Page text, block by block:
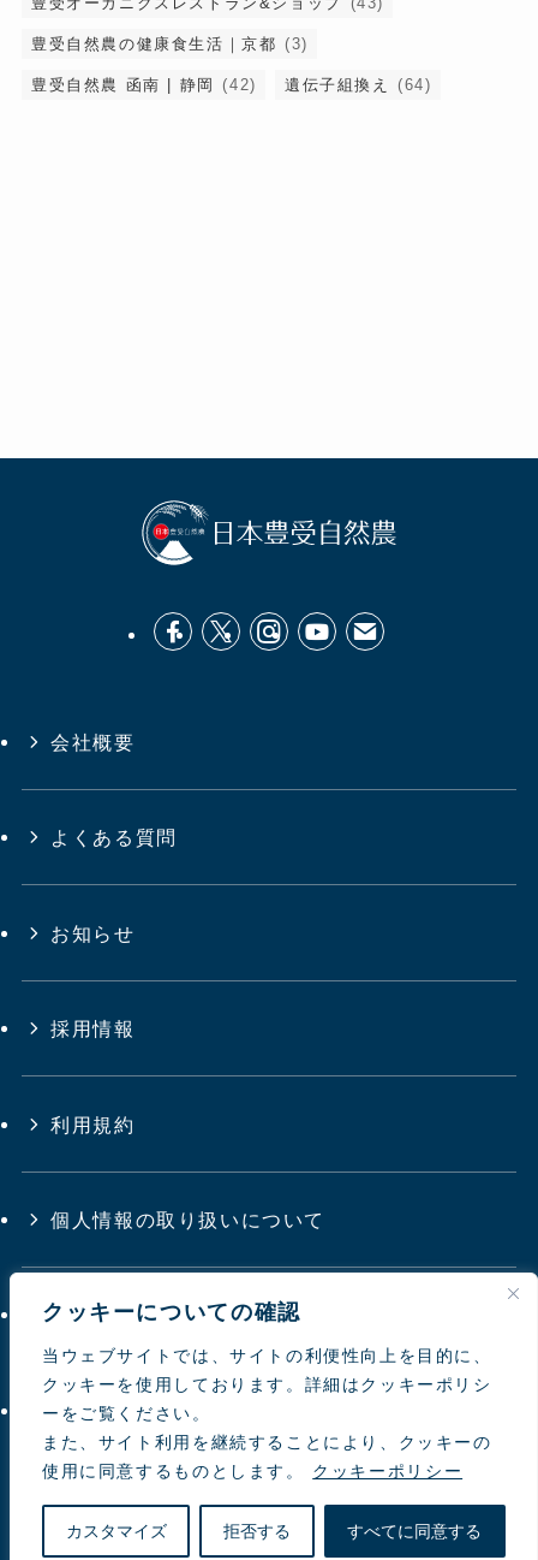
クッキーについての確認
当ウェブサイトでは、サイトの利便性向上を目的に、
クッキーを使用しております。詳細はクッキーポリシ
ーをご覧ください。
また、サイト利用を継続することにより、クッキーの
使用に同意するものとします。
クッキーポリシー
カスタマイズ 拒否する すべてに同意する
豊受自然農の健康食生活｜京都 (3)
豊受自然農 函南 | 静岡 (42) 遺伝子組換え (64)
会社概要
よくある質問
お知らせ
採用情報
利用規約
個人情報の取り扱いについて
サイトマップ
お問い合わせ
© 1997-
2026 NIPPON TOYOUKE